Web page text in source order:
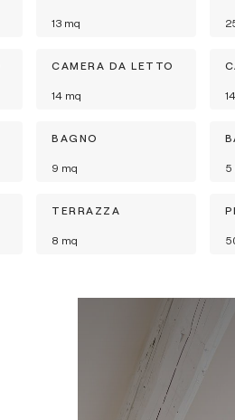
13 mq
CAMERA DA LETTO
14 mq 14
BAGNO
9 mq 5
TERRAZZA
8 mq